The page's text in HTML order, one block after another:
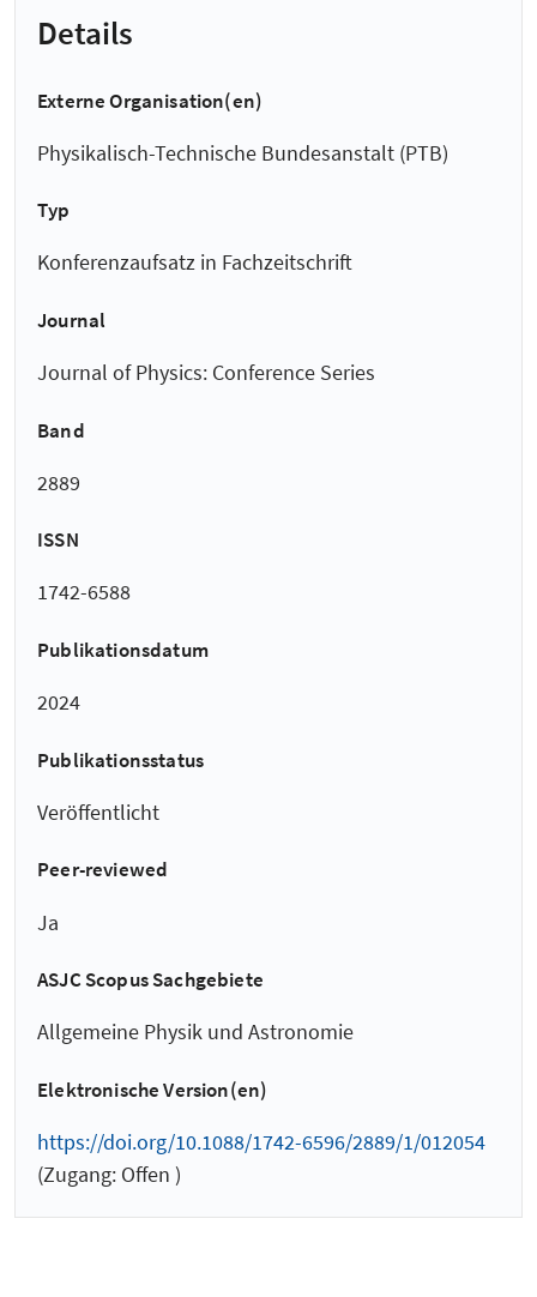
Details
Externe Organisation(en)
Physikalisch-Technische Bundesanstalt (PTB)
Typ
Konferenzaufsatz in Fachzeitschrift
Journal
Journal of Physics: Conference Series
Band
2889
ISSN
1742-6588
Publikationsdatum
2024
Publikationsstatus
Veröffentlicht
Peer-reviewed
Ja
ASJC Scopus Sachgebiete
Allgemeine Physik und Astronomie
Elektronische Version(en)
https://doi.org/10.1088/1742-6596/2889/1/012054
(Zugang: Offen )